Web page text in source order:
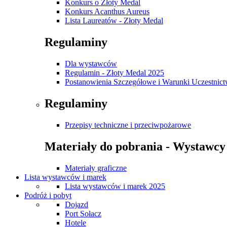
Konkurs o Złoty Medal
Konkurs Acanthus Aureus
Lista Laureatów - Złoty Medal
Regulaminy
Dla wystawców
Regulamin - Złoty Medal 2025
Postanowienia Szczegółowe i Warunki
Regulaminy
Przepisy techniczne i przeciwpożarowe
Materiały do pobrania - Wystawcy
Materiały graficzne
Lista wystawców i marek
Lista wystawców i marek 2025
Podróż i pobyt
Dojazd
Port Sołacz
Hotele